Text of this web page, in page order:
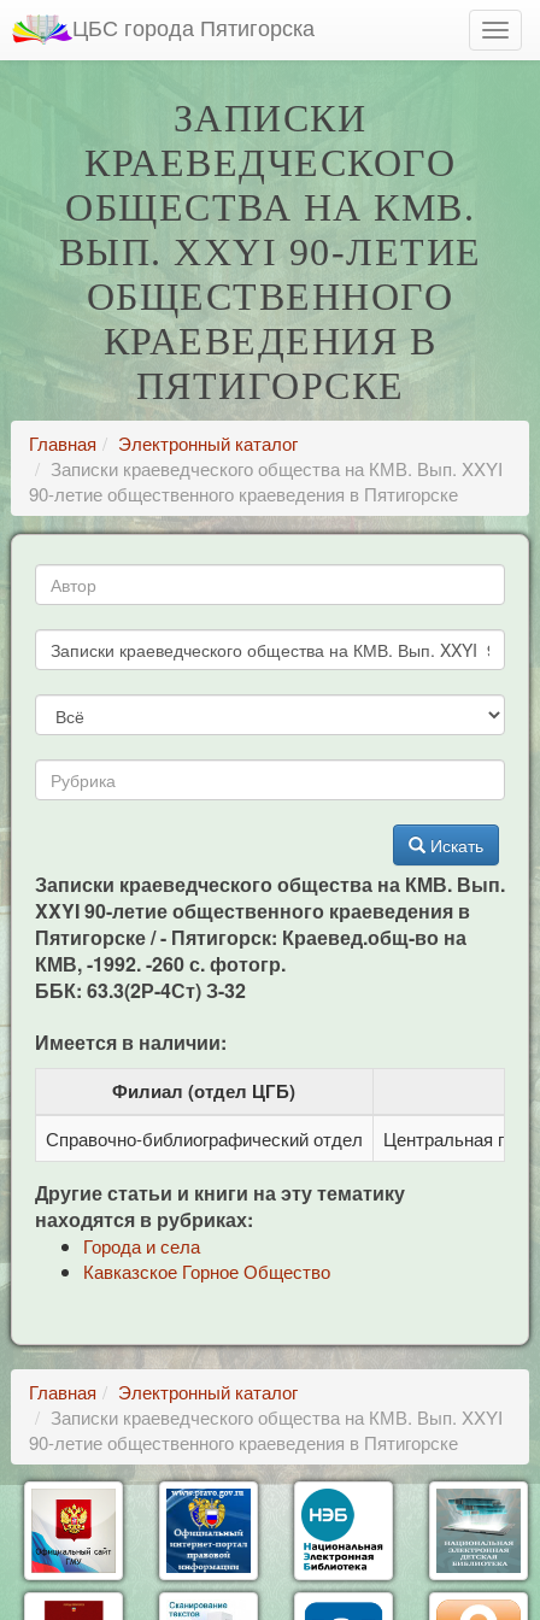
ЦБС города Пятигорска
ЗАПИСКИ
КРАЕВЕДЧЕСКОГО
ОБЩЕСТВА НА КМВ.
ВЫП. XXYI 90-ЛЕТИЕ
ОБЩЕСТВЕННОГО
КРАЕВЕДЕНИЯ В
ПЯТИГОРСКЕ
Главная
Электронный каталог
Записки краеведческого общества на КМВ. Вып. XXYI
90-летие общественного краеведения в Пятигорске
Искать
Записки краеведческого общества на КМВ. Вып.
XXYI 90-летие общественного краеведения в
Пятигорске / - Пятигорск: Краевед.общ-во на
КМВ, -1992. -260 с. фотогр.
ББК: 63.3(2Р-4Ст) З-32
Имеется в наличии:
Филиал (отдел ЦГБ)
Справочно-библиографический отдел Центральная
Другие статьи и книги на эту тематику
находятся в рубриках:
Города и села
Кавказское Горное Общество
Главная
Электронный каталог
Записки краеведческого общества на КМВ. Вып. XXYI
90-летие общественного краеведения в Пятигорске